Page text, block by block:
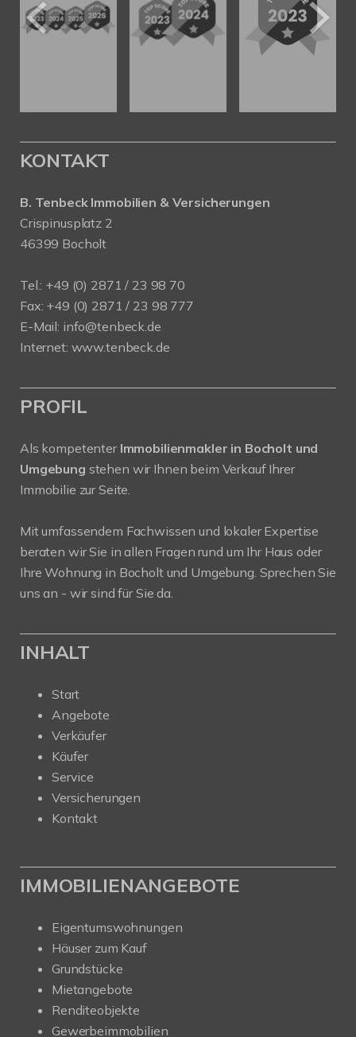
KONTAKT
B. Tenbeck Immobilien & Versicherungen
Crispinusplatz 2
46399 Bocholt
Tel.: +49 (0) 2871 / 23 98 70
Fax: +49 (0) 2871 / 23 98 777
E-Mail: info@tenbeck.de
Internet: www.tenbeck.de
PROFIL
Als kompetenter Immobilienmakler in Bocholt und
Umgebung stehen wir Ihnen beim Verkauf Ihrer
Immobilie zur Seite.
Mit umfassendem Fachwissen und lokaler Expertise
beraten wir Sie in allen Fragen rund um Ihr Haus oder
Ihre Wohnung in Bocholt und Umgebung. Sprechen Sie
uns an - wir sind für Sie da.
INHALT
Start
Angebote
Verkäufer
Käufer
Service
Versicherungen
Kontakt
IMMOBILIENANGEBOTE
Eigentumswohnungen
Häuser zum Kauf
Grundstücke
Mietangebote
Renditeobjekte
Gewerbeimmobilien